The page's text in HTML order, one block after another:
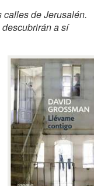
de Jerusalén.
a sí